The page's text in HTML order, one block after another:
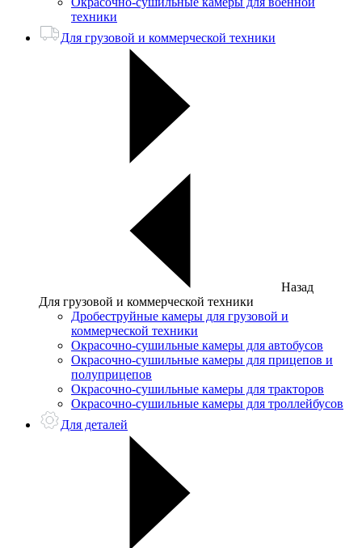
техники
Для грузовой и коммерческой техники
Назад
Для грузовой и коммерческой техники
Дробеструйные камеры для грузовой и
коммерческой техники
Окрасочно-сушильные камеры для автобусов
Окрасочно-сушильные камеры для прицепов и
полуприцепов
Окрасочно-сушильные камеры для тракторов
Окрасочно-сушильные камеры для троллейбусов
Для деталей